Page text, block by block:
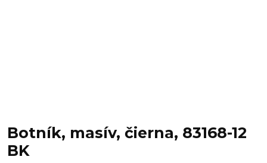
Botník, masív, čierna, 83168-12
BK